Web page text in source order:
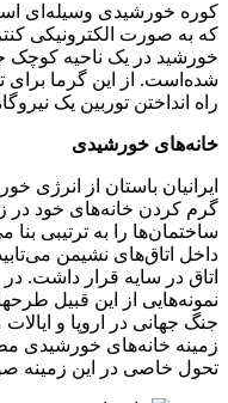
وسیله‌ای است که از
الکترونیکی کنترل
یک ناحیه کوچک جهت تولید
این گرما برای تولید آب
توربین یک نیروگاه برق
خورشیدی
باستان از انرژی
خانه‌های خود در زمستان
را به ترتیبی بنا
نشیمن می‌تابید ولی
قرار داشت. در اغلب
از این قبیل طرحها را
در اروپا و ایالات متحده
خورشیدی مطرح و
در این زمینه صورت